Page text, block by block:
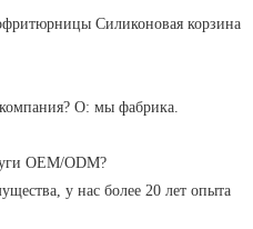
О: мы фабрика.
OEM/ODM?
у нас более 20 лет опыта